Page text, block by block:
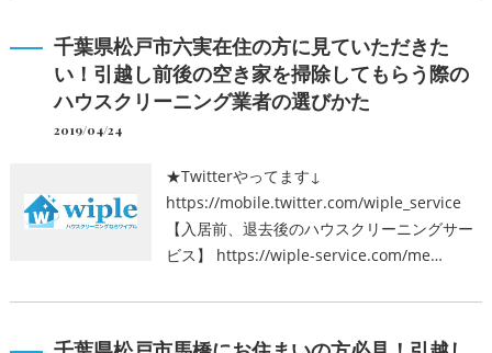
千葉県松戸市六実在住の方に見ていただきた
い！引越し前後の空き家を掃除してもらう際の
ハウスクリーニング業者の選びかた
2019/04/24
★Twitterやってます↓
https://mobile.twitter.com/wiple_service
【入居前、退去後のハウスクリーニングサー
ビス】 https://wiple-service.com/me…